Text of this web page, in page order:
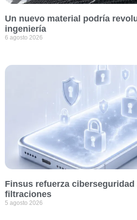
Un nuevo material podría
ingeniería
6 agosto 2026
Finsus refuerza ciberseguridad
filtraciones
5 agosto 2026